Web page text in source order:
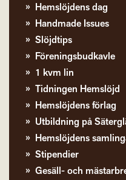
Hemslöjdens dag
Handmade Issues
Slöjdtips
Föreningsbudkavle
1 kvm lin
Tidningen Hemslöjd
Hemslöjdens förlag
Utbildning på
Hemslöjdens
Stipendier
Gesäll- och